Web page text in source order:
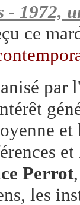
1972,
ce
par
et
Perrot
les